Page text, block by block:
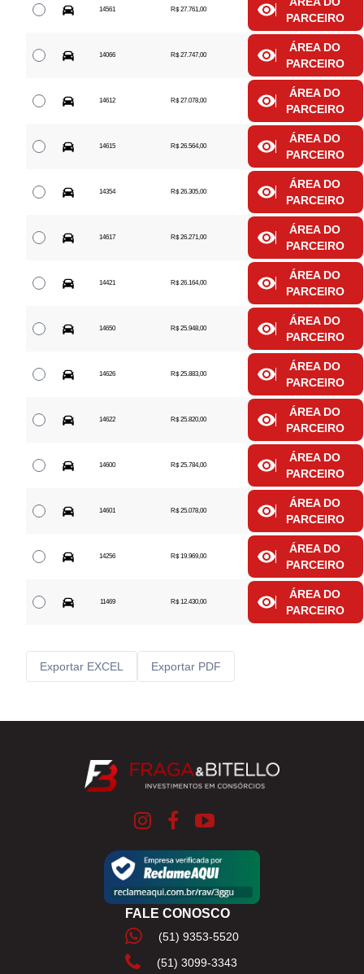
14561 R$ 27.761,00
PARCEIRO
14066 R$ 27.747,00
ÁREA DO
PARCEIRO
14612 R$ 27.078,00
ÁREA DO
PARCEIRO
14615 R$ 26.564,00
ÁREA DO
PARCEIRO
14354 R$ 26.305,00
ÁREA DO
PARCEIRO
14617 R$ 26.271,00
ÁREA DO
PARCEIRO
14421 R$ 26.164,00
ÁREA DO
PARCEIRO
14650 R$ 25.948,00
ÁREA DO
PARCEIRO
14626 R$ 25.883,00
ÁREA DO
PARCEIRO
14622 R$ 25.820,00
ÁREA DO
PARCEIRO
14600 R$ 25.784,00
ÁREA DO
PARCEIRO
14601 R$ 25.078,00
ÁREA DO
PARCEIRO
14256 R$ 19.969,00
ÁREA DO
PARCEIRO
11469 R$ 12.430,00
ÁREA DO
PARCEIRO
Exportar EXCEL Exportar PDF
FALE CONOSCO
(51) 9353-5520
(51) 3099-3343